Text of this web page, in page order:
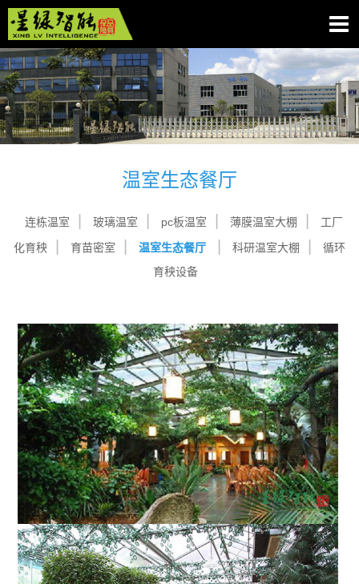
温室生态餐厅
连栋温室 玻璃温室 pc板温室 薄膜温室大棚
工厂
化育秧
育苗密室 温室生态餐厅 科研温室大棚
循环
育秧设备